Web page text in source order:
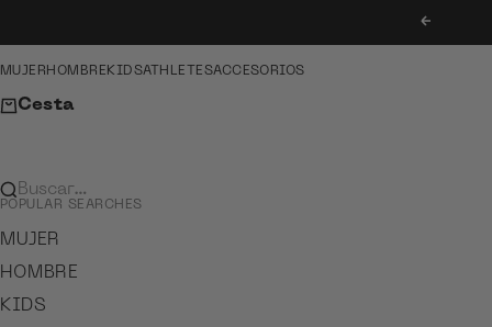
Anterior
MUJER HOMBRE KIDSATHLETESACCESORIOS
Cesta
Buscar…
POPULAR SEARCHES
MUJER
HOMBRE
KIDS